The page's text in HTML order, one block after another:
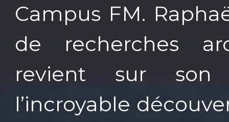
Campus FM.
de recherches
revient sur son
l’incroyable